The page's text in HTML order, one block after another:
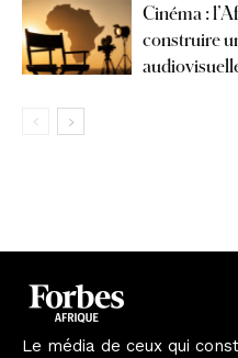
Cinéma :
construire
Le média de ceux qui